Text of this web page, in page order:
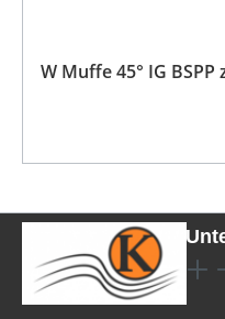
W Muffe 45° IG BSPP